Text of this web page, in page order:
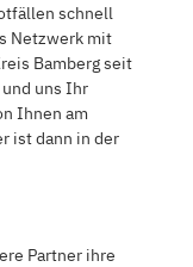
schnell
Netzwerk mit
Bamberg seit
uns Ihr
Ihnen am
ist dann in der
Partner ihre